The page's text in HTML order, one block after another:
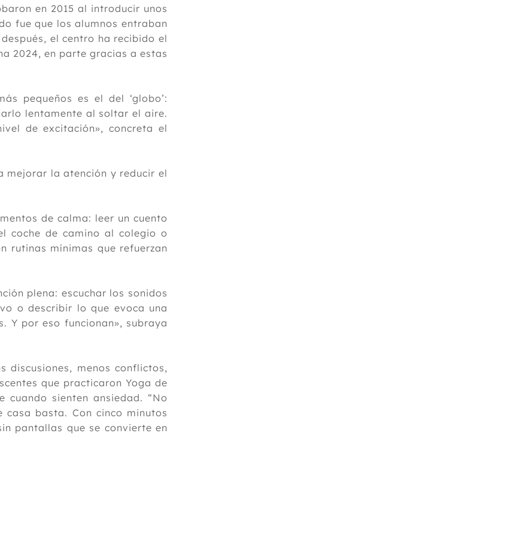
en 2015 al introducir unos
fue que los alumnos entraban
el centro ha recibido el
2024, en parte gracias a estas
pequeños es el del ‘globo’:
lentamente al soltar el aire.
de excitación», concreta el
mejorar la atención y reducir el
de calma: leer un cuento
coche de camino al colegio o
rutinas mínimas que refuerzan
plena: escuchar los sonidos
o describir lo que evoca una
Y por eso funcionan», subraya
discusiones, menos conflictos,
que practicaron Yoga de
cuando sienten ansiedad. “No
basta. Con cinco minutos
pantallas que se convierte en